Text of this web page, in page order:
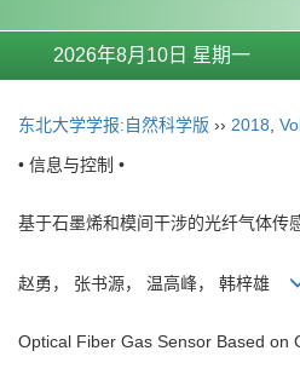
2026年8月10日 星期一
东北大学学报:自然科学版 ›› 2018
• 信息与控制 •
基于石墨烯和模间干涉的光纤气体传
赵勇， 张书源， 温高峰， 韩梓雄
Optical Fiber Gas Sensor Based